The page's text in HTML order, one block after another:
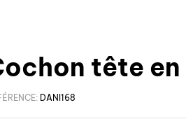
tête en
DANI168